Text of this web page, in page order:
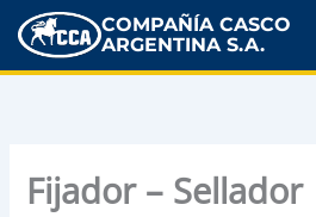
COMPAÑÍA CASCO
ARGENTINA S.A.
Fijador – Sellador